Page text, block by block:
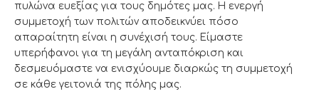
πυλώνα ευεξίας για τους δημότες μας. Η ενεργή
συμμετοχή των πολιτών αποδεικνύει πόσο
απαραίτητη είναι η συνέχισή τους. Είμαστε
υπερήφανοι για τη μεγάλη ανταπόκριση και
δεσμευόμαστε να ενισχύουμε διαρκώς τη συμμετοχή
σε κάθε γειτονιά της πόλης μας.